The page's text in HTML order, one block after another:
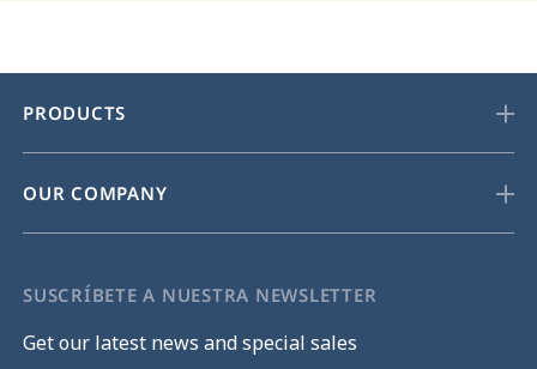
PRODUCTS
OUR COMPANY
SUSCRÍBETE A NUESTRA NEWSLETTER
Get our latest news and special sales